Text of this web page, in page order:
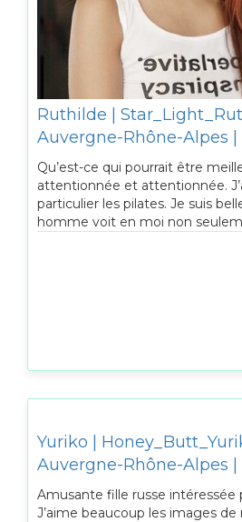
Ruthilde |
Auvergne-Rhône-Alpes |
Qu’est-ce qui pourrait être
attentionnée et attentionnée.
particulier les pilates. Je suis
homme voit en moi non
Yuriko |
Auvergne-Rhône-Alpes |
Amusante fille russe intéressée
J’aime beaucoup les images